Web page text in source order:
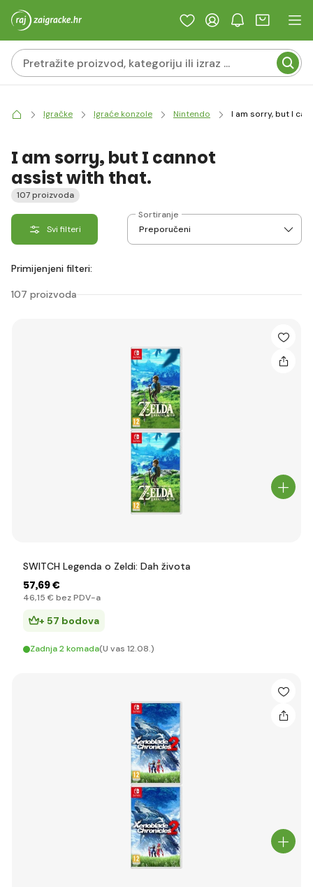
Igračke Igraće konzole Nintendo I am sorry, but I
I am sorry, but I cannot
assist with that.
107 proizvoda
Svi filteri
Sortiranje
Primijenjeni filteri:
107 proizvoda
SWITCH Legenda o Zeldi: Dah života
57,69 €
46,15 € bez PDV-a
+ 57 bodova
Zadnja 2 komada(U vas 12.08.)